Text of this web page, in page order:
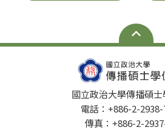
國立政治大學傳播碩
電話：+886-2-
傳真：+886-2-